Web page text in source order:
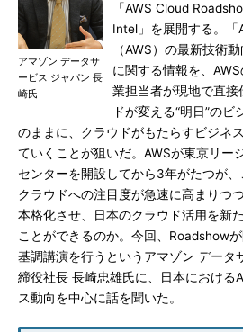
アマゾン データサ
ービス ジャパン 長
崎氏
「AWS Cloud
Intel」を展開する。「
（AWS）の最新技術
に関する情報を、
業担当者が現地で直接
ドが変える“明日”の
のままに、クラウドがもたらすビジネ
ていくことが狙いだ。AWSが東京リー
センターを開設してから3年がたつが
クラウドへの注目度が急速に高まりつ
本格化させ、日本のクラウド活用を新
ことができるのか。今回、Roadshow
基調講演を行うというアマゾン データ
締役社長 長崎忠雄氏に、日本における
ス動向を中心に話を聞いた。